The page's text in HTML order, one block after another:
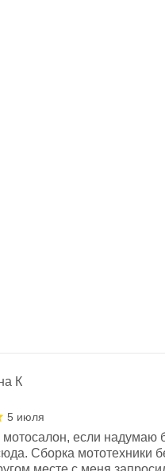
К
5 июля
если надумаю
Сборка мототехники